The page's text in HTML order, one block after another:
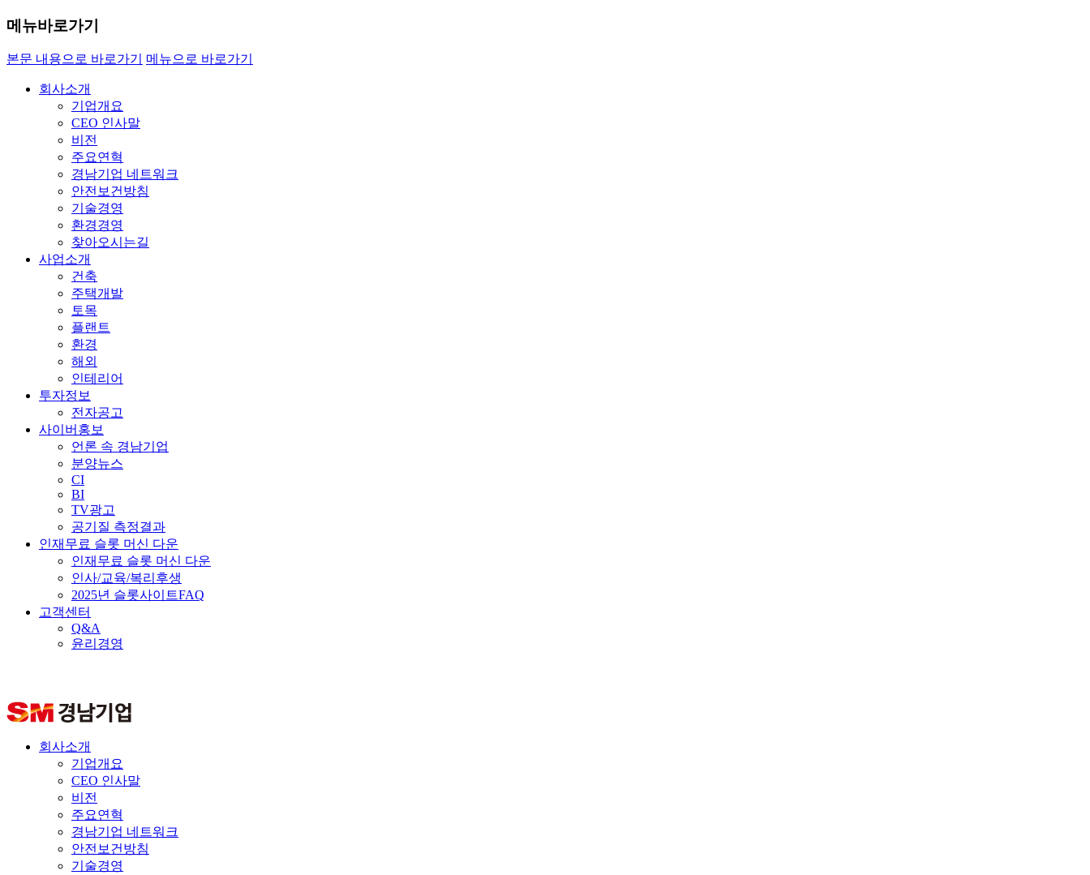
메뉴바로가기
본문 내용으로 바로가기 메뉴으로 바로가기
회사소개
기업개요
CEO 인사말
비전
주요연혁
경남기업 네트워크
안전보건방침
기술경영
환경경영
찾아오시는길
사업소개
건축
주택개발
토목
플랜트
환경
해외
인테리어
투자정보
전자공고
사이버홍보
언론 속 경남기업
분양뉴스
CI
BI
TV광고
공기질 측정결과
인재무료 슬롯 머신 다운
인재무료 슬롯 머신 다운
인사/교육/복리후생
2025년 슬롯사이트FAQ
고객센터
Q&A
윤리경영
회사소개
기업개요
CEO 인사말
비전
주요연혁
경남기업 네트워크
안전보건방침
기술경영